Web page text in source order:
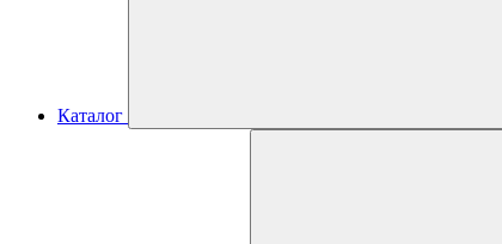
Каталог